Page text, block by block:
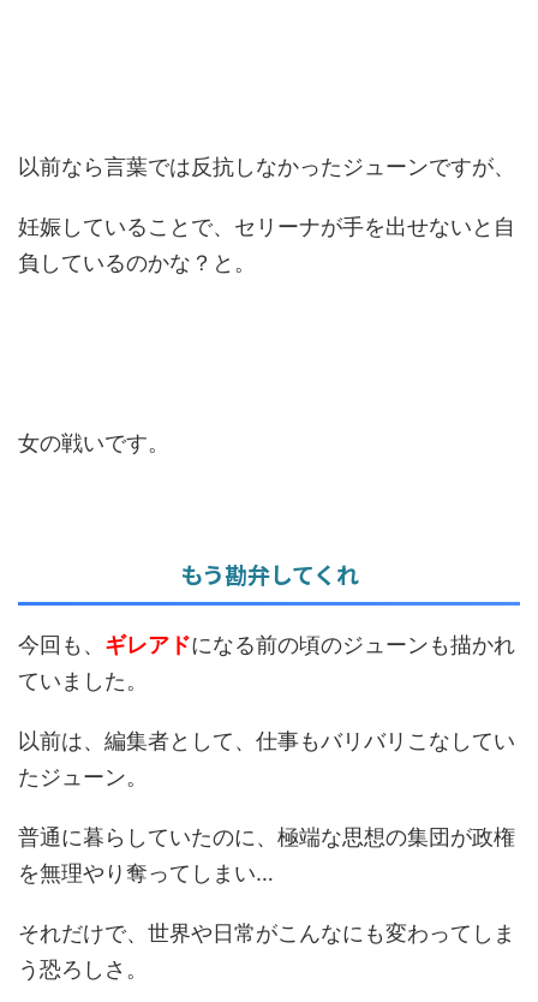
以前なら言葉では反抗しなかったジューンですが、
妊娠していることで、セリーナが手を出せないと自
負しているのかな？と。
女の戦いです。
もう勘弁してくれ
今回も、 ギレアドになる前の頃のジューンも描かれ
ていました。
以前は、編集者として、仕事もバリバリこなしてい
たジューン。
普通に暮らしていたのに、極端な思想の集団が政権
を無理やり奪ってしまい…
それだけで、世界や日常がこんなにも変わってしま
う恐ろしさ。